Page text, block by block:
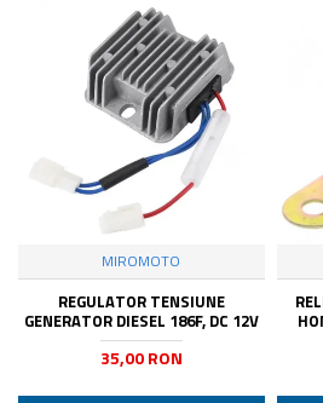
MIROMOTO
REGULATOR TENSIUNE
GENERATOR DIESEL 186F, DC 12V
35,00 RON